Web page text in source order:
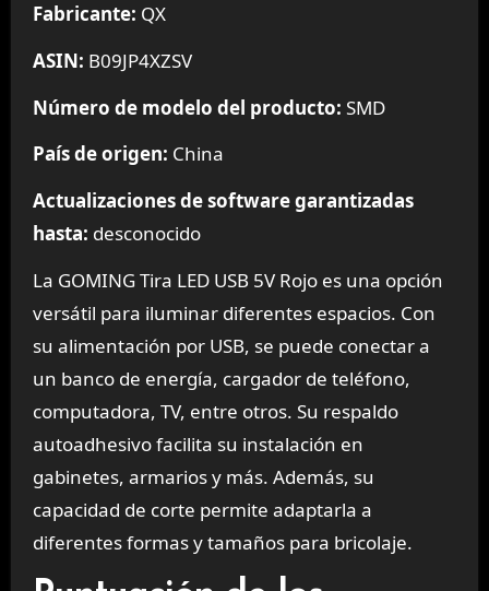
Fabricante: QX
ASIN: B09JP4XZSV
Número de modelo del producto: SMD
País de origen: China
Actualizaciones de software garantizadas
hasta: desconocido
La GOMING Tira LED USB 5V Rojo es una opción
versátil para iluminar diferentes espacios. Con
su alimentación por USB, se puede conectar a
un banco de energía, cargador de teléfono,
computadora, TV, entre otros. Su respaldo
autoadhesivo facilita su instalación en
gabinetes, armarios y más. Además, su
capacidad de corte permite adaptarla a
diferentes formas y tamaños para bricolaje.